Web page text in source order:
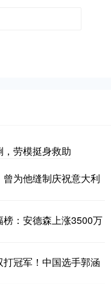
劳模挺身救助
为他缝制庆祝意大利
：安德森上涨3500万
冠军！中国选手郭涵